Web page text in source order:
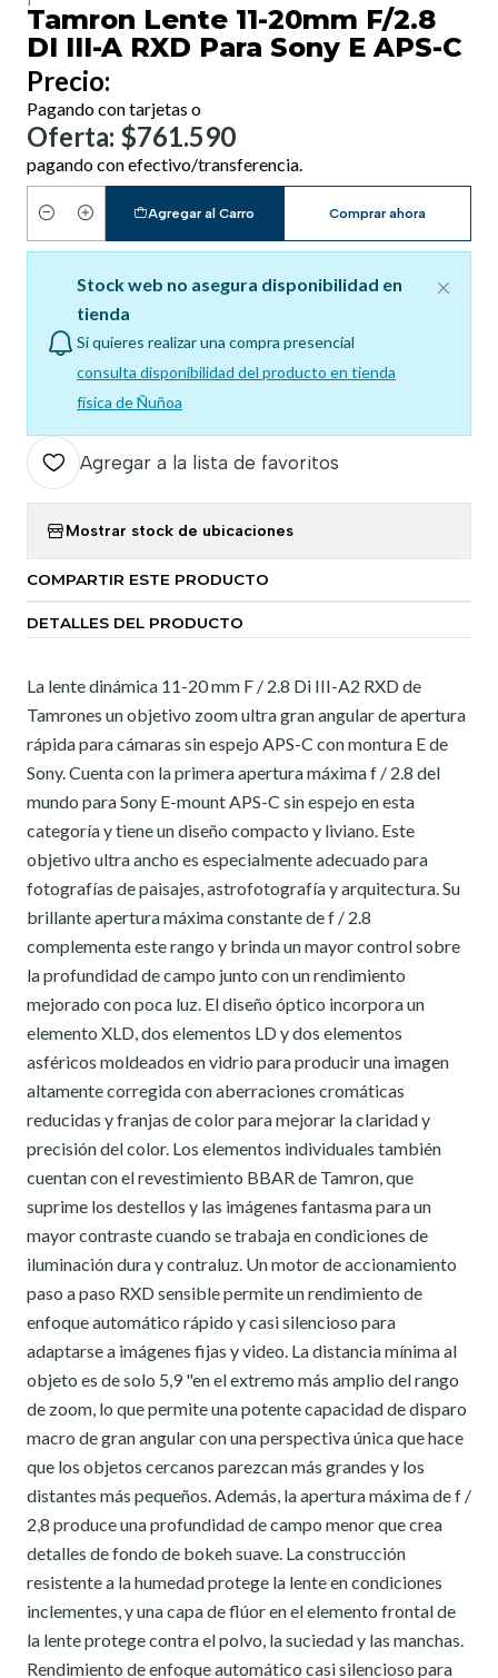
Tamron Lente 11-20mm F/2.8
DI III-A RXD Para Sony E APS-C
Precio:
Pagando con tarjetas o
Oferta: $761.590
pagando con efectivo/transferencia.
Cantidad
Agregar al Carro Comprar ahora
Stock web no asegura disponibilidad en
tienda
Si quieres realizar una compra presencial
consulta disponibilidad del producto en tienda
física de Ñuñoa
Agregar a la lista de favoritos
Mostrar stock de ubicaciones
COMPARTIR ESTE PRODUCTO
DETALLES DEL PRODUCTO
La lente dinámica 11-20 mm F / 2.8 Di III-A2 RXD de
Tamrones un objetivo zoom ultra gran angular de apertura
rápida para cámaras sin espejo APS-C con montura E de
Sony. Cuenta con la primera apertura máxima f / 2.8 del
mundo para Sony E-mount APS-C sin espejo en esta
categoría y tiene un diseño compacto y liviano. Este
objetivo ultra ancho es especialmente adecuado para
fotografías de paisajes, astrofotografía y arquitectura. Su
brillante apertura máxima constante de f / 2.8
complementa este rango y brinda un mayor control sobre
la profundidad de campo junto con un rendimiento
mejorado con poca luz. El diseño óptico incorpora un
elemento XLD, dos elementos LD y dos elementos
asféricos moldeados en vidrio para producir una imagen
altamente corregida con aberraciones cromáticas
reducidas y franjas de color para mejorar la claridad y
precisión del color. Los elementos individuales también
cuentan con el revestimiento BBAR de Tamron, que
suprime los destellos y las imágenes fantasma para un
mayor contraste cuando se trabaja en condiciones de
iluminación dura y contraluz. Un motor de accionamiento
paso a paso RXD sensible permite un rendimiento de
enfoque automático rápido y casi silencioso para
adaptarse a imágenes fijas y video. La distancia mínima al
objeto es de solo 5,9 "en el extremo más amplio del rango
de zoom, lo que permite una potente capacidad de disparo
macro de gran angular con una perspectiva única que hace
que los objetos cercanos parezcan más grandes y los
distantes más pequeños. Además, la apertura máxima de f /
2,8 produce una profundidad de campo menor que crea
detalles de fondo de bokeh suave. La construcción
resistente a la humedad protege la lente en condiciones
inclementes, y una capa de flúor en el elemento frontal de
la lente protege contra el polvo, la suciedad y las manchas.
Rendimiento de enfoque automático casi silencioso para